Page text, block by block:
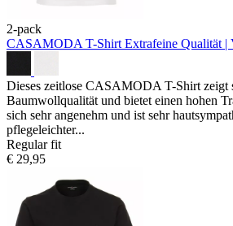
2-pack
CASAMODA T-Shirt Extrafeine Qualität |
Dieses zeitlose CASAMODA T-Shirt zeigt
Baumwollqualität und bietet einen hohen
sich sehr angenehm und ist sehr
pflegeleichter...
Regular fit
€ 29,95